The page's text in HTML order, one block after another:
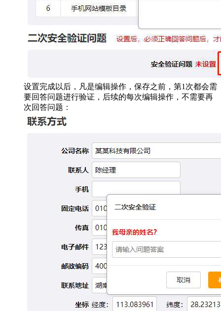
设置完成以后，凡是编辑操作，保存之前，第1次都会需
要回答问题进行验证，后续的每次编辑操作，不需要再
次回答问题：